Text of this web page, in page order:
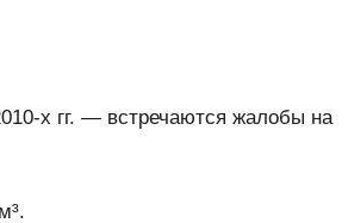
х гг. — встречаются жалобы на